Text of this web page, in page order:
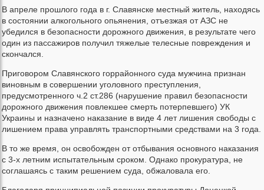
В апреле прошлого года в г. Славянске местный житель, находясь
в состоянии алкогольного опьянения, отъезжая от АЗС не
убедился в безопасности дорожного движения, в результате чего
один из пассажиров получил тяжелые телесные повреждения и
скончался.
Приговором Славянского горрайонного суда мужчина признан
виновным в совершении уголовного преступления,
предусмотренного ч.2 ст.286 (нарушение правил безопасности
дорожного движения повлекшее смерть потерпевшего) УК
Украины и назначено наказание в виде 4 лет лишения свободы с
лишением права управлять транспортными средствами на 3 года.
В то же время, он освобожден от отбывания основного наказания
с 3-х летним испытательным сроком. Однако прокуратура, не
соглашаясь с таким решением суда, обжаловала его.